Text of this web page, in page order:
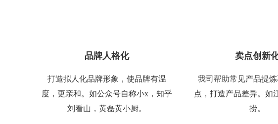
品牌人格化
打造拟人化品牌形象，使品牌有温
度，更亲和。如公众号自称小x，知乎
刘看山，黄磊黄小厨。
卖点创新
我司帮助常见产品提
点，打造产品差异。如
捞。